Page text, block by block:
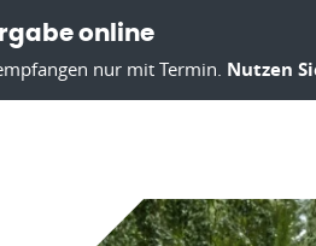
online
nur mit Termin. Nutzen